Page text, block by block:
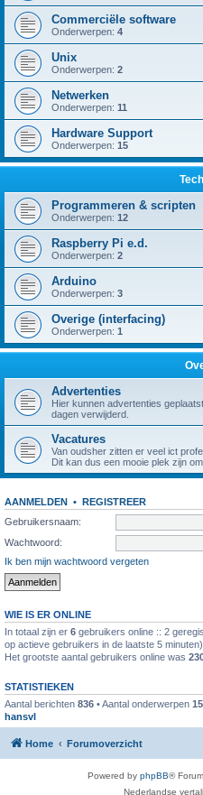
Commerciële software
Onderwerpen: 4
Unix
Onderwerpen: 2
Netwerken
Onderwerpen: 11
Hardware Support
Onderwerpen: 15
Programmeren & scripten
Onderwerpen: 12
Raspberry Pi e.d.
Onderwerpen: 2
Arduino
Onderwerpen: 3
Overige (interfacing)
Onderwerpen: 1
Advertenties
Hier kunnen advertenties
dagen verwijderd.
Vacatures
Van oudsher zitten er veel ict
Dit kan dus een mooie plek zijn
AANMELDEN • REGISTREER
Gebruikersnaam:
Wachtwoord:
Ik ben mijn wachtwoord vergeten
WIE IS ER ONLINE
In totaal zijn er 6 gebruikers online :: 2
op actieve gebruikers in de laatste 5 minuten)
Het grootste aantal gebruikers online was
STATISTIEKEN
Aantal berichten 836 • Aantal onderwerpen
hansvl
Home Forumoverzicht
Powered by phpBB®
Nederlandse